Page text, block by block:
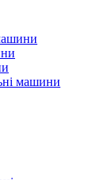
машини